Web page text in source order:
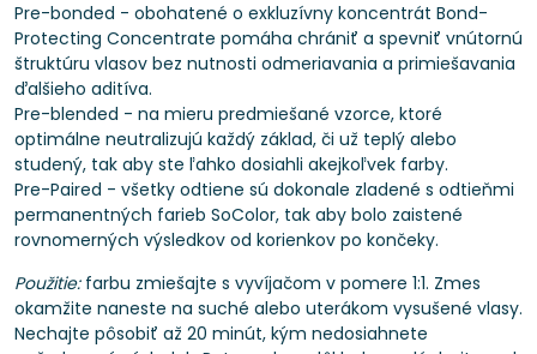
Pre-bonded - obohatené o exkluzívny koncentrát Bond-
Protecting Concentrate pomáha chrániť a spevniť vnútornú
štruktúru vlasov bez nutnosti odmeriavania a primiešavania
ďalšieho aditíva.
Pre-blended - na mieru predmiešané vzorce, ktoré
optimálne neutralizujú každý základ, či už teplý alebo
studený, tak aby ste ľahko dosiahli akejkoľvek farby.
Pre-Paired - všetky odtiene sú dokonale zladené s odtieňmi
permanentných farieb SoColor, tak aby bolo zaistené
rovnomerných výsledkov od korienkov po končeky.
Použitie:farbu zmiešajte s vyvíjačom v pomere 1:1. Zmes
okamžite naneste na suché alebo uterákom vysušené vlasy.
Nechajte pôsobiť až 20 minút, kým nedosiahnete